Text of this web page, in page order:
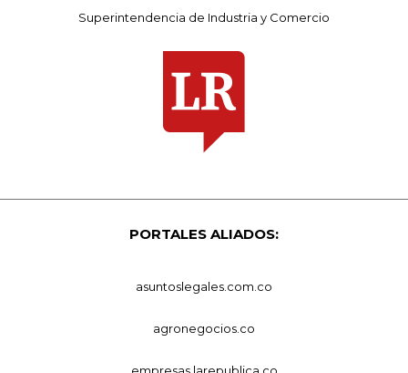
Superintendencia de Industria y Comercio
PORTALES ALIADOS:
asuntoslegales.com.co
agronegocios.co